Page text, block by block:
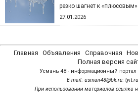
резко шагнет к
27.01.2026
Главная Объявления Справочная
Полная версия
Усмань 48 - информационный портал
Е-mail: usman48@bk.ru;
При использовании материалов ссылка